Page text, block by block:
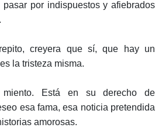
pasar por indispuestos y afiebrados
creyera que sí, que hay un
la tristeza misma.
miento. Está en su derecho de
esa fama, esa noticia pretendida
amorosas.